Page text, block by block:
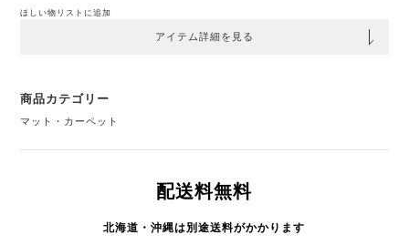
ほしい物リストに追加
アイテム詳細を見る
商品カテゴリー
マット・カーペット
配送料無料
北海道・沖縄は別途送料がかかります